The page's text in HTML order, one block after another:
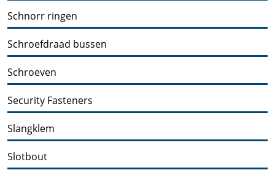
Schnorr ringen
Schroefdraad bussen
Schroeven
Security Fasteners
Slangklem
Slotbout